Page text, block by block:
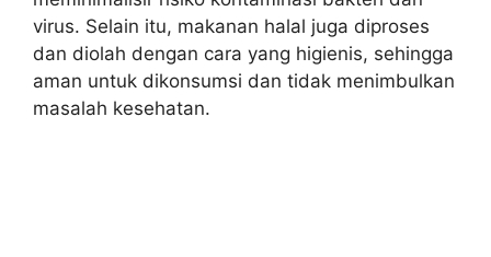
virus. Selain itu, makanan halal juga diproses
dan diolah dengan cara yang higienis, sehingga
aman untuk dikonsumsi dan tidak menimbulkan
masalah kesehatan.